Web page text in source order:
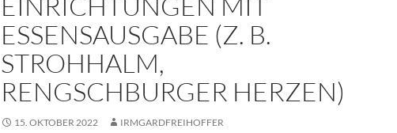
ESSENSAUSGABE (Z. B.
STROHHALM,
RENGSCHBURGER HERZEN)
15. OKTOBER 2022 IRMGARDFREIHOFFER